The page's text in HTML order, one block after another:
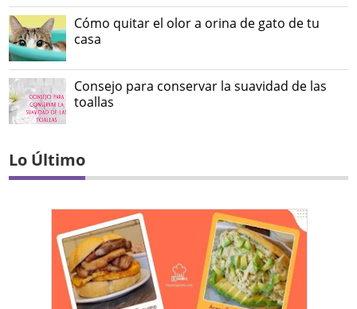
Cómo quitar el olor a orina de gato de tu
casa
Consejo para conservar la suavidad de las
toallas
Lo Último